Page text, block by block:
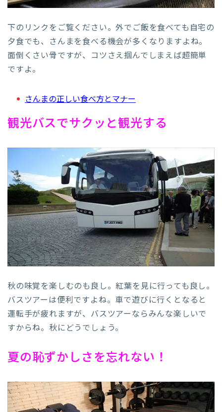
下のリンクをご覧ください。外でご飯を食べても自宅の
夕食でも、さんまを食べる機会が多くなりますよね。
面倒くさい骨ですが、コツさえ掴んでしまえば超簡単
ですよ。
さんまの正しい食べ方とマナー
観光バスでサクッと観光する
秋の味覚を楽しむのも良し。紅葉を見に行っても良し。
バスツアーは便利ですよね。車で遊びに行くとなると
運転手が疲れますが、バスツアーならみんな楽しいで
すからね。秋にどうでしょう。
夏の恥ずかしさを忘れない！